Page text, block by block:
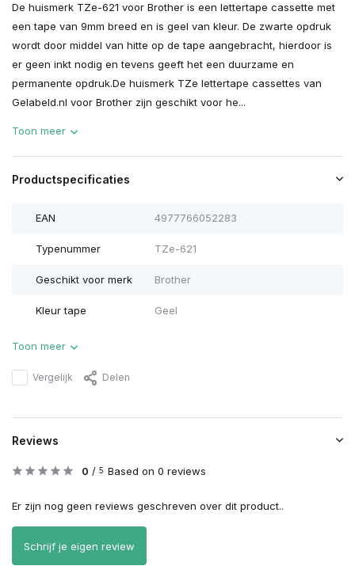
De huismerk TZe-621 voor Brother is een lettertape cassette met
een tape van 9mm breed en is geel van kleur. De zwarte opdruk
wordt door middel van hitte op de tape aangebracht, hierdoor is
er geen inkt nodig en tevens geeft het een duurzame en
permanente opdruk.De huismerk TZe lettertape cassettes van
Gelabeld.nl voor Brother zijn geschikt voor he...
Toon meer
Productspecificaties
EAN 4977766052283
Typenummer TZe-621
Geschikt voor merk Brother
Kleur tape Geel
Toon meer
Vergelijk Delen
Reviews
0 / 5 Based on 0 reviews
Er zijn nog geen reviews geschreven over dit product..
Schrijf je eigen review